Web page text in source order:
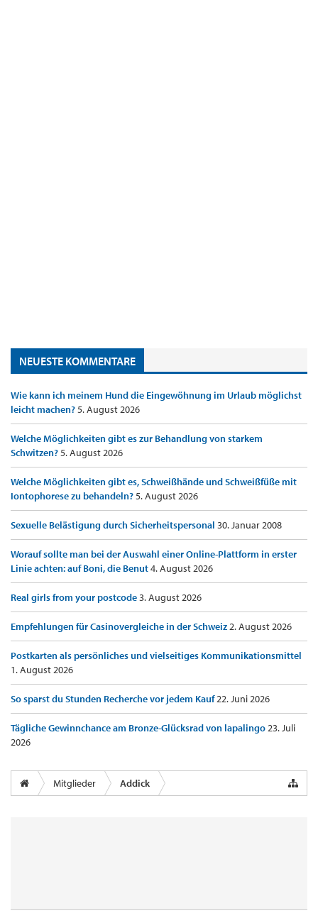
NEUESTE KOMMENTARE
Wie kann ich meinem Hund die Eingewöhnung im Urlaub möglichst
leicht machen?5. August 2026
Welche Möglichkeiten gibt es zur Behandlung von starkem
Schwitzen?5. August 2026
Welche Möglichkeiten gibt es, Schweißhände und Schweißfüße mit
Iontophorese zu behandeln?5. August 2026
Sexuelle Belästigung durch Sicherheitspersonal 30. Januar 2008
Worauf sollte man bei der Auswahl einer Online-Plattform in erster
Linie achten: auf Boni, die Benut4. August 2026
Real girls from your postcode3. August 2026
Empfehlungen für Casinovergleiche in der Schweiz2. August 2026
Postkarten als persönliches und vielseitiges Kommunikationsmittel
1. August 2026
So sparst du Stunden Recherche vor jedem Kauf22. Juni 2026
Tägliche Gewinnchance am Bronze-Glücksrad von lapalingo23. Juli
2026
Mitglieder Addick